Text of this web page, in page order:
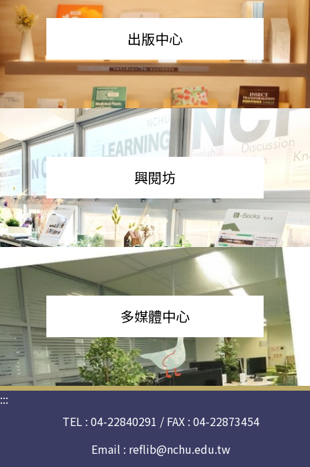
出版中心
興閱坊
多媒體中心
:::
TEL : 04-22840291 / FAX : 04-22873454
Email : reflib@nchu.edu.tw